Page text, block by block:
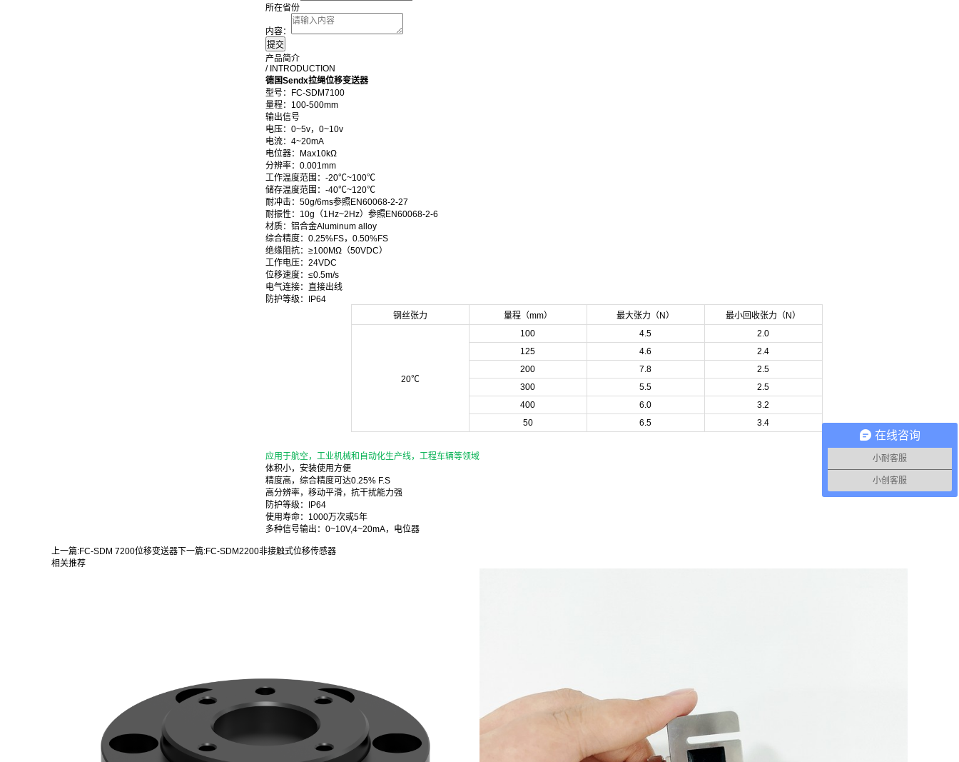
所在省份
内容：
产品简介
/ INTRODUCTION
德国Sendx拉绳位移变送器
型号：FC-SDM7100
量程：100-500mm
输出信号
电压：0~5v，0~10v
电流：4~20mA
电位器：Max10kΩ
分辨率：0.001mm
工作温度范围：-20℃~100℃
储存温度范围：-40℃~120℃
耐冲击：50g/6ms参照EN60068-2-27
耐振性：10g（1Hz~2Hz）参照EN60068-2-6
材质：铝合金Aluminum alloy
综合精度：0.25%FS，0.50%FS
绝缘阻抗：≥100MΩ（50VDC）
工作电压：24VDC
位移速度：≤0.5m/s
电气连接：直接出线
防护等级：IP64
钢丝张力
量程（mm） 最大张力（N） 最小回收张力（N）
20℃
100 4.5
2.0
125
4.6
2.4
200
7.8
2.5
300
5.5
2.5
400
6.0
3.2
50
6.5 3.4
应用于航空，工业机械和自动化生产线，工程车辆等领域
体积小，安装使用方便
精度高，综合精度可达0.25% F.S
高分辨率，移动平滑，抗干扰能力强
防护等级：IP64
使用寿命：1000万次或5年
多种信号输出：0~10V,4~20mA，电位器
上一篇:FC-SDM 7200位移变送器 下一篇:FC-SDM2200非接触式位移传感器
相关推荐
在线咨询
小耐客服
小创客服